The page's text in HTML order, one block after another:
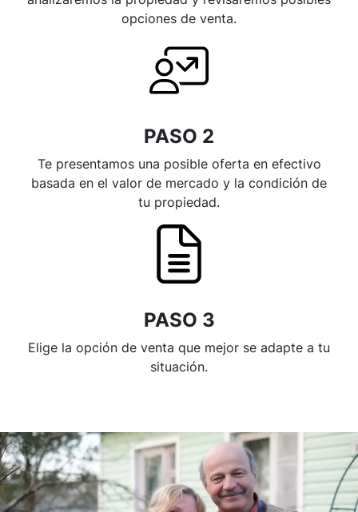
opciones de venta.
PASO 2
Te presentamos una posible oferta en efectivo
basada en el valor de mercado y la condición de
tu propiedad.
PASO 3
Elige la opción de venta que mejor se adapte a tu
situación.